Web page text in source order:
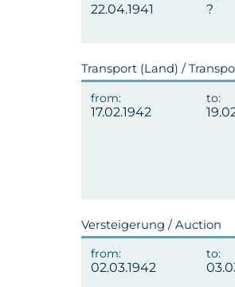
22.04.1941
Transport (Land) /
17.02.1942
Versteigerung / Auction
02.03.1942